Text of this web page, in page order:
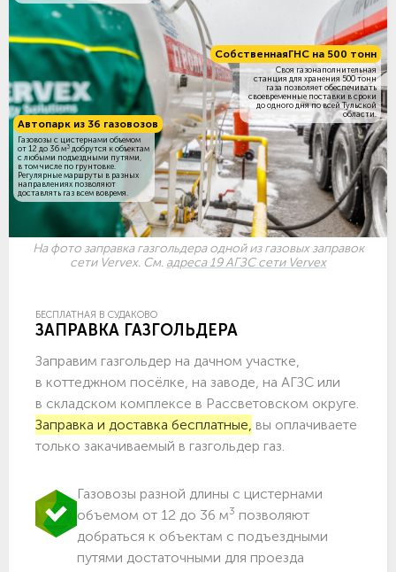
СобственнаяГНС на 500 тонн
Своя газонаполнительная
станция для хранения 500 тонн
газа позволяет обеспечивать
своевременные поставки в сроки
до одного дня по всей Тульской
области.
Автопарк из 36 газовозов
Газовозы с цистернами объемом
от 12 до 36 м3 добрутся к объектам
c любыми подъездными путями,
в том числе по грунтовке.
Регулярные маршруты в разных
направлениях позволяют
доставлять газ всем вовремя.
На фото заправка газгольдера одной из газовых заправок
сети Vervex. См. адреса 19 АГЗС сети Vervex
БЕСПЛАТНАЯ В СУДАКОВО
ЗАПРАВКА ГАЗГОЛЬДЕРА
Заправим газгольдер на дачном участке,
в коттеджном посёлке, на заводе, на АГЗС или
в складском комплексе в Рассветовском округе.
Заправка и доставка бесплатные, вы оплачиваете
только закачиваемый в газгольдер газ.
Газовозы разной длины с цистернами
объемом от 12 до 36 м3 позволяют
добраться к объектам c подъездными
путями достаточными для проезда